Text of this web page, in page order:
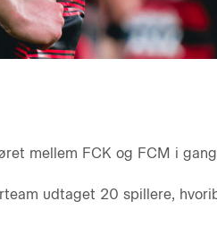
mellem FCK og FCM i
udtaget 20 spillere,